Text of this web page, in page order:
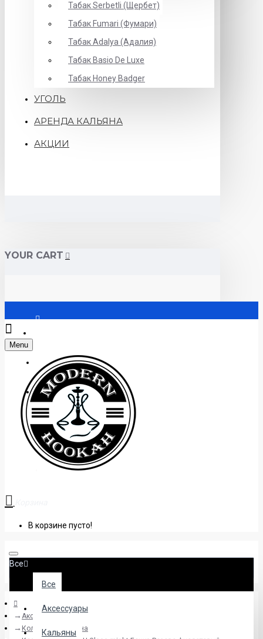
Табак Serbetli (Щербет)
Табак Fumari (Фумари)
Табак Adalya (Адалия)
Табак Basio De Luxe
Табак Honey Badger
УГОЛЬ
АРЕНДА КАЛЬЯНА
АКЦИИ
YOUR CART
Регистрация
+38 (095) 945 04 33
Menu
В корзине пусто!
Все
Все
Аксессуары
Кальяны
Аксессуары
Колбы для кальяна